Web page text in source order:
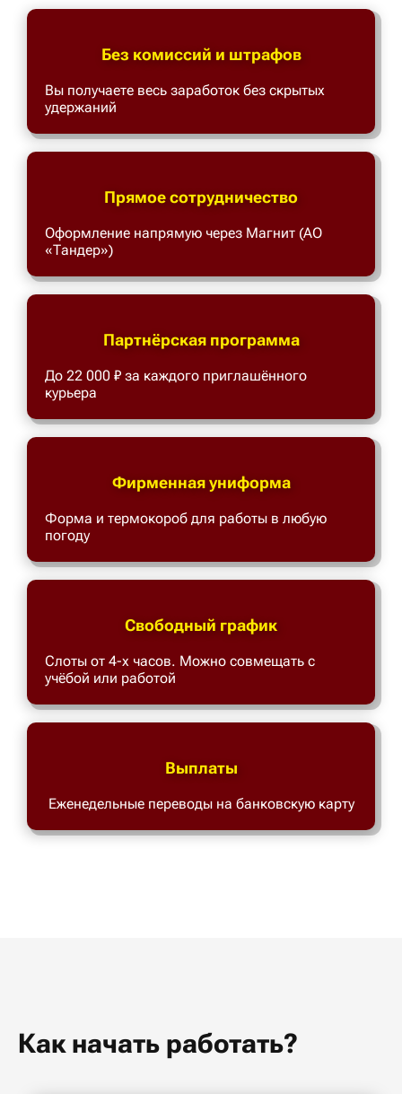
Без комиссий и штрафов
Вы получаете весь заработок без скрытых
удержаний
Прямое сотрудничество
Оформление напрямую через Магнит (АО
«Тандер»)
Партнёрская программа
До 22 000 ₽ за каждого приглашённого
курьера
Фирменная униформа
Форма и термокороб для работы в любую
погоду
Свободный график
Слоты от 4-х часов. Можно совмещать с
учёбой или работой
Выплаты
Еженедельные переводы на банковскую карту
Как начать работать?